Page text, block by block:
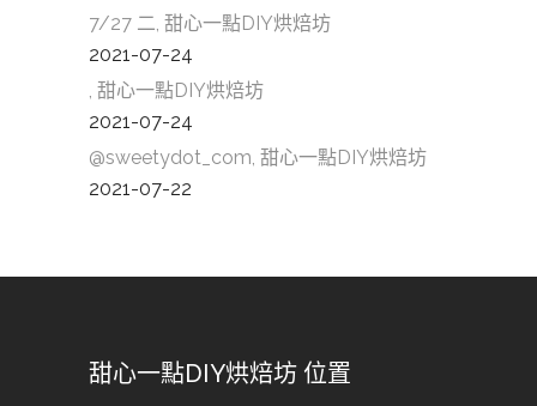
7/27 二, 甜心一點DIY烘焙坊
2021-07-24
, 甜心一點DIY烘焙坊
2021-07-24
@sweetydot_com, 甜心一點DIY烘焙坊
2021-07-22
甜心一點DIY烘焙坊 位置